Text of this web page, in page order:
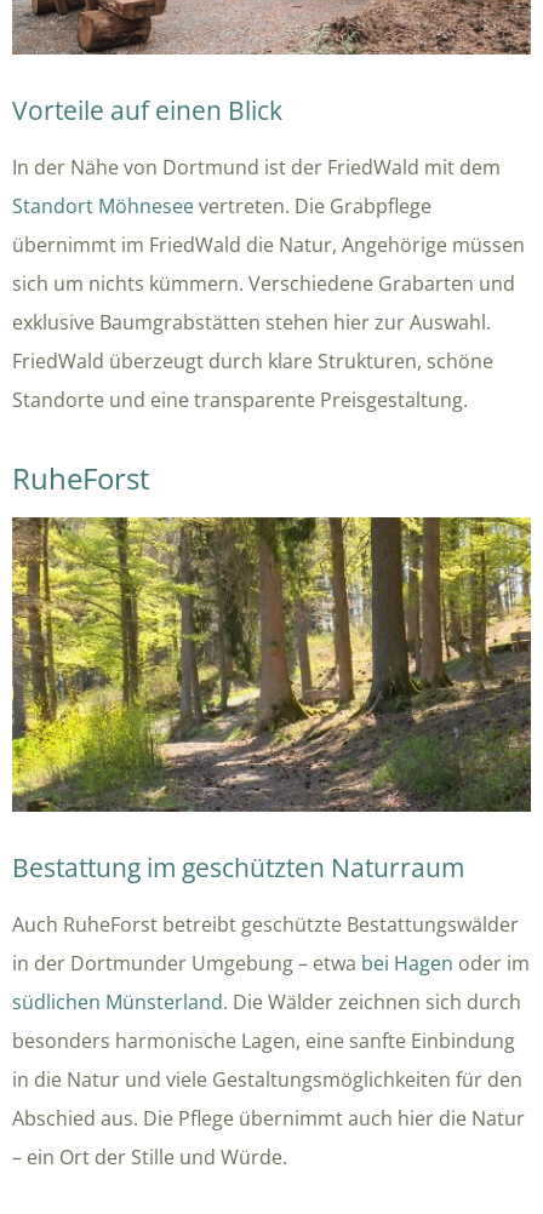
Vorteile auf einen Blick
In der Nähe von Dortmund ist der FriedWald mit dem
Standort Möhneseevertreten. Die Grabpflege
übernimmt im FriedWald die Natur, Angehörige müssen
sich um nichts kümmern. Verschiedene Grabarten und
exklusive Baumgrabstätten stehen hier zur Auswahl.
FriedWald überzeugt durch klare Strukturen, schöne
Standorte und eine transparente Preisgestaltung.
RuheForst
Bestattung im geschützten Naturraum
Auch RuheForst betreibt geschützte Bestattungswälder
in der Dortmunder Umgebung – etwa bei Hagen oder im
südlichen Münsterland. Die Wälder zeichnen sich durch
besonders harmonische Lagen, eine sanfte Einbindung
in die Natur und viele Gestaltungsmöglichkeiten für den
Abschied aus. Die Pflege übernimmt auch hier die Natur
– ein Ort der Stille und Würde.